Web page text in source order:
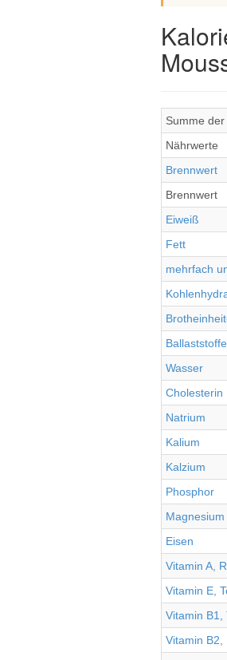
Summe
Nährwerte
Brennwert
Brennwert
Eiweiß
Fett
mehrfach
Ballaststoffe
Wasser
Cholesterin
Natrium
Kalium
Kalzium
Phosphor
Magnesium
Eisen
Vitamin A,
Vitamin E,
Vitamin B1,
Vitamin B2,